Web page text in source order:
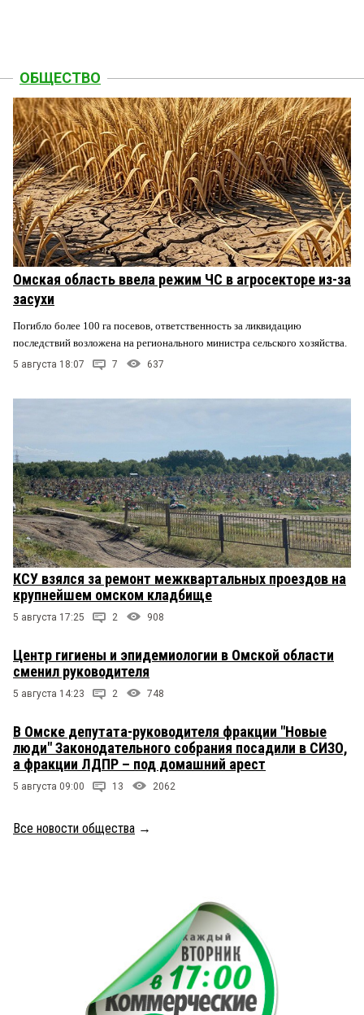
ОБЩЕСТВО
Омская область ввела режим ЧС в агросекторе из-за
засухи
Погибло более 100 га посевов, ответственность за ликвидацию
последствий возложена на регионального министра сельского хозяйства.
5 августа 18:07 7 637
КСУ взялся за ремонт межквартальных проездов на
крупнейшем омском кладбище
5 августа 17:25 2 908
Центр гигиены и эпидемиологии в Омской области
сменил руководителя
5 августа 14:23 2 748
В Омске депутата-руководителя фракции "Новые
люди" Законодательного собрания посадили в СИЗО,
а фракции ЛДПР – под домашний арест
5 августа 09:00 13 2062
Все новости общества →